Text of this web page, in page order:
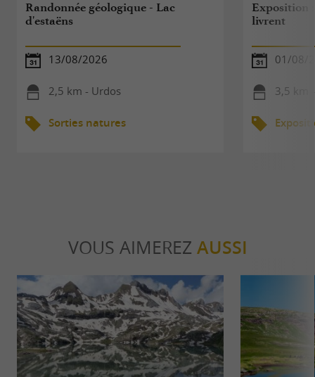
Randonnée géologique - Lac
d'estaëns
13/08/2026
2,5 km - Urdos
Sorties natures
Exposition
livrent
01/08/
3,5 km
VOUS AIMEREZ AUSSI